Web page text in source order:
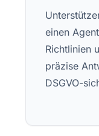
einen
Richtlinien
präzise
DSGVO-